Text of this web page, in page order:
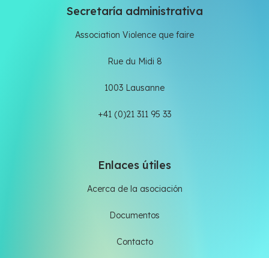
Secretaría administrativa
Association Violence que faire
Rue du Midi 8
1003 Lausanne
+41 (0)21 311 95 33
Enlaces útiles
Acerca de la asociación
Documentos
Contacto